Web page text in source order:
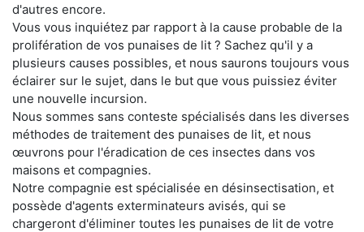
d'autres encore.
Vous vous inquiétez par rapport à la cause probable de la
prolifération de vos punaises de lit ? Sachez qu'il y a
plusieurs causes possibles, et nous saurons toujours vous
éclairer sur le sujet, dans le but que vous puissiez éviter
une nouvelle incursion.
Nous sommes sans conteste spécialisés dans les diverses
méthodes de traitement des punaises de lit, et nous
œuvrons pour l'éradication de ces insectes dans vos
maisons et compagnies.
Notre compagnie est spécialisée en désinsectisation, et
possède d'agents exterminateurs avisés, qui se
chargeront d'éliminer toutes les punaises de lit de votre